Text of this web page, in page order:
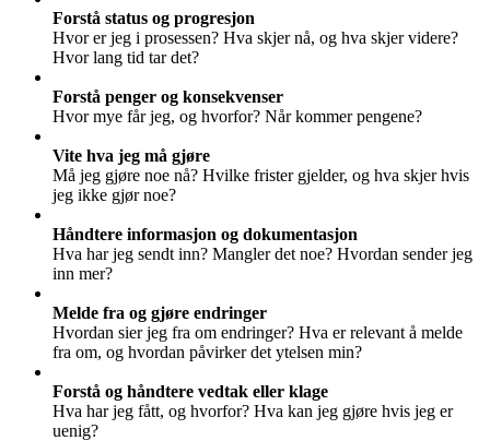
Forstå status og progresjon
Hvor er jeg i prosessen? Hva skjer nå, og hva skjer videre?
Hvor lang tid tar det?
Forstå penger og konsekvenser
Hvor mye får jeg, og hvorfor? Når kommer pengene?
Vite hva jeg må gjøre
Må jeg gjøre noe nå? Hvilke frister gjelder, og hva skjer hvis
jeg ikke gjør noe?
Håndtere informasjon og dokumentasjon
Hva har jeg sendt inn? Mangler det noe? Hvordan sender jeg
inn mer?
Melde fra og gjøre endringer
Hvordan sier jeg fra om endringer? Hva er relevant å melde
fra om, og hvordan påvirker det ytelsen min?
Forstå og håndtere vedtak eller klage
Hva har jeg fått, og hvorfor? Hva kan jeg gjøre hvis jeg er
uenig?